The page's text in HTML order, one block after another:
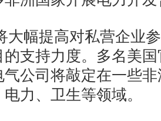
幅提高对私营企业参
支持力度。多名美
公司将敲定在一些
力、卫生等领域。